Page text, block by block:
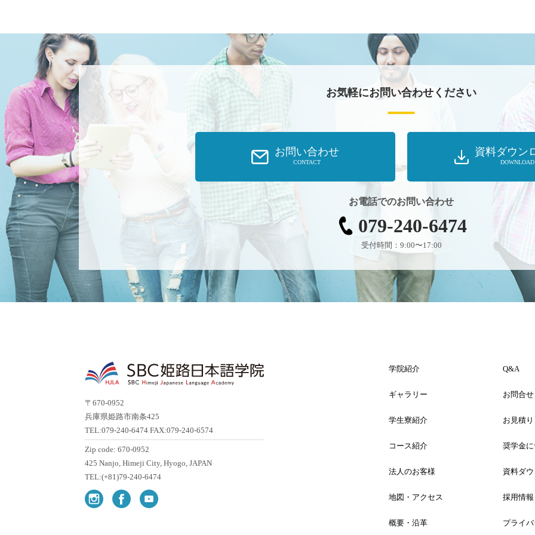
お気軽にお問い合わせください
お問い合わせ
CONTACT
資料ダウン
DOWNLOAD
お電話でのお問い合わせ
079-240-6474
受付時間：9:00〜17:00
〒670‐0952
兵庫県姫路市南条425
TEL:079-240-6474 FAX:079-240-6574
Zip code: 670-0952
425 Nanjo, Himeji City, Hyogo, JAPAN
TEL:(+81)79-240-6474
学院紹介
ギャラリー
学生寮紹介
コース紹介
法人のお客様
地図・アクセス
概要・沿革
Q&A
お問合
お見積り
奨学金
資料ダ
採用情報
プライ